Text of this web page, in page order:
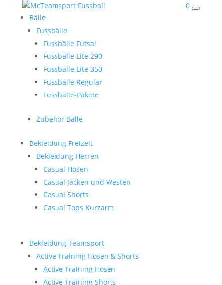
0
Bälle
Fussbälle
Fussbälle Futsal
Fussbälle Lite 290
Fussbälle Lite 350
Fussbälle Regular
Fussbälle-Pakete
Zubehör Bälle
Bekleidung Freizeit
Bekleidung Herren
Casual Hosen
Casual Jacken und Westen
Casual Shorts
Casual Tops Kurzarm
Bekleidung Teamsport
Active Training Hosen & Shorts
Active Training Hosen
Active Training Shorts